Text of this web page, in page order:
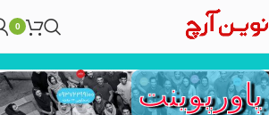
0
پاورپوینت